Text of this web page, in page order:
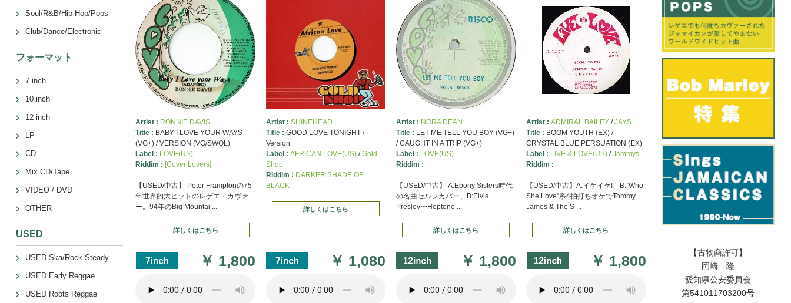
Artist : RONNIE DAVIS
Title : BABY I LOVE YOUR WAYS
(VG+) / VERSION (VG/SWOL)
Label : LOVE(US)
Riddim : [Cover Lovers]
【USED/中古】 Peter Framptonの75
年世界的大ヒットのレゲエ・カヴァ
ー。94年のBig Mountai ...
詳しくはこちら
￥ 1,800
Artist : SHINEHEAD
Title : GOOD LOVE TONIGHT /
Version
Label : AFRICAN LOVE(US)/Gold
Shop
Riddim : DARKER SHADE OF
BLACK
詳しくはこちら
￥ 1,080
Artist : NORA DEAN
Title : LET ME TELL YOU BOY (VG+)
/ CAUGHT IN A TRIP (VG+)
Label : LOVE(US)
Riddim :
【USED/中古】 A:Ebony Sisters時代
の名曲セルフカバー、B:Elvis
Presley〜Heptone ...
詳しくはこちら
￥ 1,800
Artist : ADMIRAL BAILEY/JAYS
Title : BOOM YOUTH (EX) /
CRYSTAL BLUE PERSUATION (EX)
Label : LIVE & LOVE(US)/Jammys
Riddim :
【USED/中古】A:イケイケ!、B:”Who
She Love”系4拍打ちオケでTommy
James & The S ...
詳しくはこちら
￥ 1,800
Soul/R&B/Hip Hop/Pops
Club/Dance/Electronic
フォーマット
7 inch
10 inch
12 inch
LP
CD
Mix CD/Tape
VIDEO / DVD
OTHER
USED
USED Ska/Rock Steady
USED Early Reggae
USED Roots Reggae
【古物商許可】
岡崎 隆
愛知県公安委員会
第541011703200号